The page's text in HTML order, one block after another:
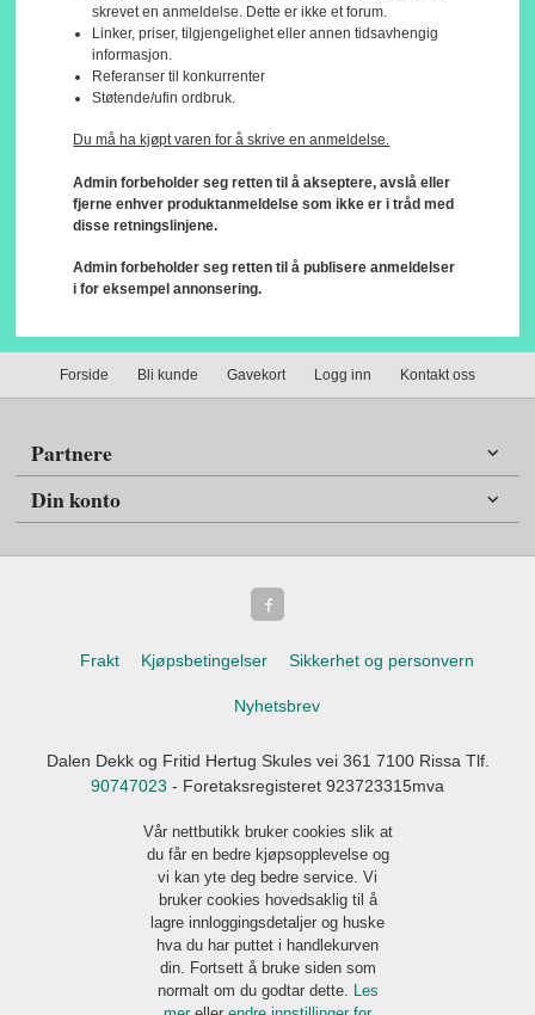
skrevet en anmeldelse. Dette er ikke et forum.
Linker, priser, tilgjengelighet eller annen tidsavhengig
informasjon.
Referanser til konkurrenter
Støtende/ufin ordbruk.
Du må ha kjøpt varen for å skrive en anmeldelse.
Admin forbeholder seg retten til å akseptere, avslå eller
fjerne enhver produktanmeldelse som ikke er i tråd med
disse retningslinjene.
Admin forbeholder seg retten til å publisere anmeldelser
i for eksempel annonsering.
Forside Bli kunde Gavekort Logg inn Kontakt oss
Partnere
Din konto
Frakt Kjøpsbetingelser Sikkerhet og personvern
Nyhetsbrev
Dalen Dekk og Fritid Hertug Skules vei 361 7100 Rissa Tlf.
90747023 - Foretaksregisteret 923723315mva
Vår nettbutikk bruker cookies slik at
du får en bedre kjøpsopplevelse og
vi kan yte deg bedre service. Vi
bruker cookies hovedsaklig til å
lagre innloggingsdetaljer og huske
hva du har puttet i handlekurven
din. Fortsett å bruke siden som
normalt om du godtar dette.
Les